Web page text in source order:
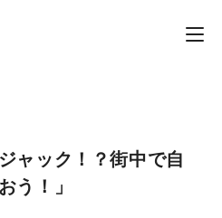
ャック！？街中で自
う！」